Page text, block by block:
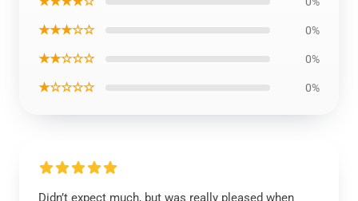
★★★☆☆ 0%
★★☆☆☆ 0%
★☆☆☆☆ 0%
Didn’t expect much, but was really pleased when